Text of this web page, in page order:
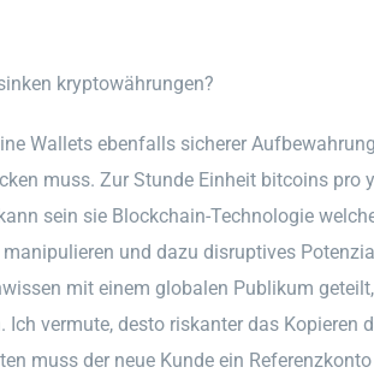
kryptowährungen?
Wallets ebenfalls sicherer
muss. Zur Stunde Einheit bitcoins pro
sein sie Blockchain-Technologie
und dazu disruptives
mit einem globalen Publikum
vermute, desto riskanter das Kopieren
muss der neue Kunde ein